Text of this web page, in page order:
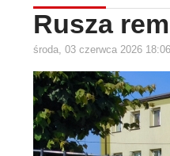
Rusza
środa, 03 czerwca 2026 18:06